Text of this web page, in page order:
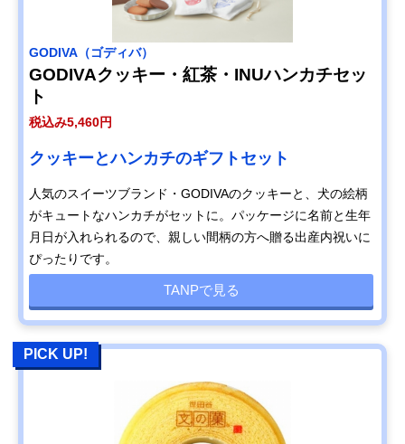
GODIVA（ゴディバ）
GODIVAクッキー・紅茶・INUハンカチセッ
ト
税込み5,460円
クッキーとハンカチのギフトセット
人気のスイーツブランド・GODIVAのクッキーと、犬の絵柄
がキュートなハンカチがセットに。パッケージに名前と生年
月日が入れられるので、親しい間柄の方へ贈る出産内祝いに
ぴったりです。
TANPで見る
PICK UP!